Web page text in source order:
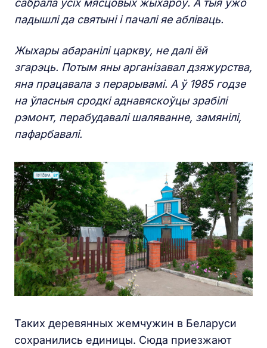
сабрала ўсіх мясцовых жыхароў. А тыя ўжо
падышлі да святыні і пачалі яе абліваць.
Жыхары абаранілі царкву, не далі ёй
згарэць. Потым яны арганізавал дзяжурства,
яна працавала з перарывамі. А ў 1985 годзе
на ўласныя сродкі аднавяскоўцы зрабілі
рэмонт, перабудавалі шаляванне, замянілі,
пафарбавалі.
Таких деревянных жемчужин в Беларуси
сохранились единицы. Сюда приезжают